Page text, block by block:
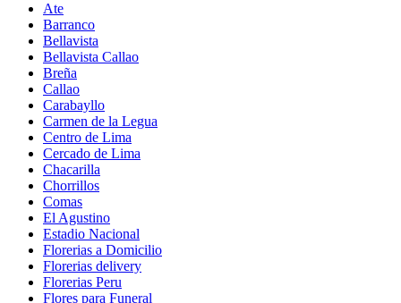
Ate
Barranco
Bellavista
Bellavista Callao
Breña
Callao
Carabayllo
Carmen de la Legua
Centro de Lima
Cercado de Lima
Chacarilla
Chorrillos
Comas
El Agustino
Estadio Nacional
Florerias a Domicilio
Florerias delivery
Florerias Peru
Flores para Funeral